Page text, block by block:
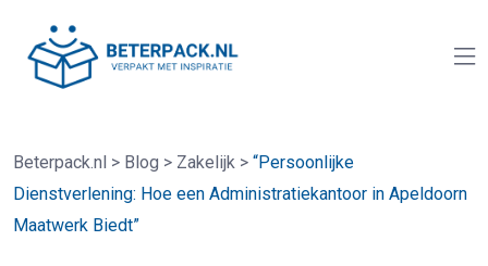
Beterpack.nl > Blog > Zakelijk > “Persoonlijke
Dienstverlening: Hoe een Administratiekantoor in Apeldoorn
Maatwerk Biedt”